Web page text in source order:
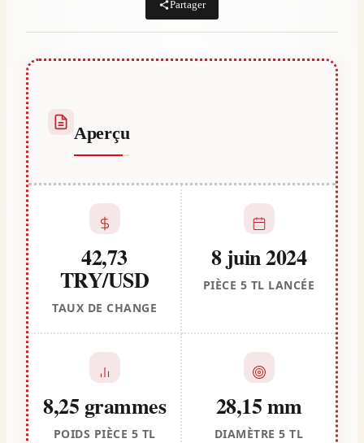
Partager
Aperçu
42,73
TRY/USD
TAUX DE CHANGE
8 juin 2024
PIÈCE 5 TL LANCÉE
8,25 grammes
POIDS PIÈCE 5 TL
28,15 mm
DIAMÈTRE 5 TL